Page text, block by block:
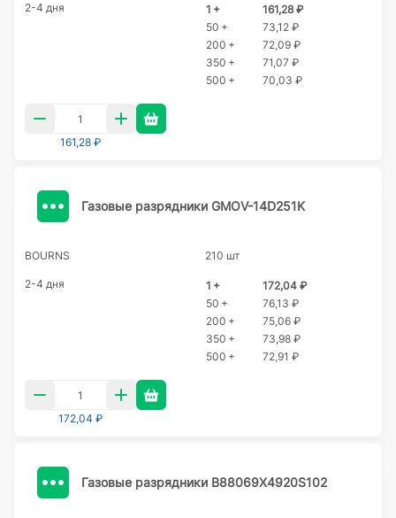
2-4 дня 1 +
161,28 ₽
50 +
73,12 ₽
200 +
72,09 ₽
350 +
71,07 ₽
500 +
70,03 ₽
161,28 ₽
Газовые разрядники GMOV-14D251K
BOURNS 210 шт
2-4 дня 1 +
172,04 ₽
50 +
76,13 ₽
200 +
75,06 ₽
350 +
73,98 ₽
500 +
72,91 ₽
172,04 ₽
Газовые разрядники B88069X4920S102